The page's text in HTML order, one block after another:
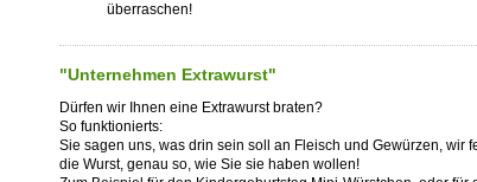
überraschen!
"Unternehmen Extrawurst"
Dürfen wir Ihnen eine Extrawurst braten?
So funktionierts:
Sie sagen uns, was drin sein soll an Fleisch und Gewürzen, wir
die Wurst, genau so, wie Sie sie haben wollen!